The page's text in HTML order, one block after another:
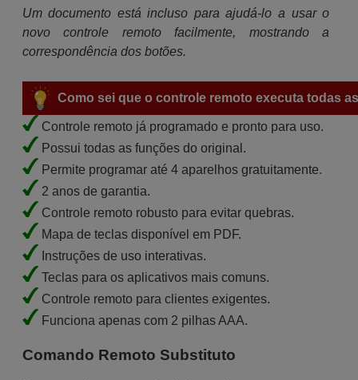
Um documento está incluso para ajudá-lo a usar o
novo controle remoto facilmente, mostrando a
correspondência dos botões.
Como sei que o controle remoto executa todas
Controle remoto já programado e pronto para uso.
Possui todas as funções do original.
Permite programar até 4 aparelhos gratuitamente.
2 anos de garantia.
Controle remoto robusto para evitar quebras.
Mapa de teclas disponível em PDF.
Instruções de uso interativas.
Teclas para os aplicativos mais comuns.
Controle remoto para clientes exigentes.
Funciona apenas com 2 pilhas AAA.
Comando Remoto Substituto